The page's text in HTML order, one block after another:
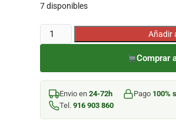
7 disponibles
FRESA
RANURADA
2
FILOS
cantidad
Añadir
Comprar
Envio en 24-72h Pago 100%
Tel. 916 903 860